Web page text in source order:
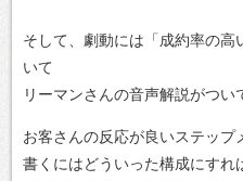
そして、劇動には「成約率の
いて
リーマンさんの音声解説がつい
お客さんの反応が良いステップ
書くにはどういった構成にすれ